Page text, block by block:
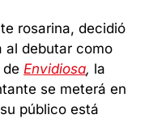
rosarina, decidió
al debutar como
deEnvidiosa, la
se meterá en
público está